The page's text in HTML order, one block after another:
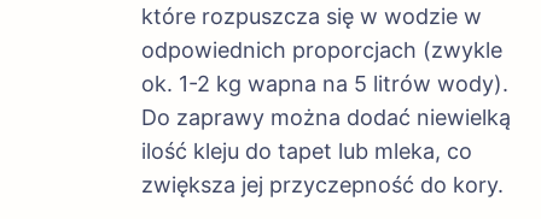
które rozpuszcza się w wodzie w
odpowiednich proporcjach (zwykle
ok. 1-2 kg wapna na 5 litrów wody).
Do zaprawy można dodać niewielką
ilość kleju do tapet lub mleka, co
zwiększa jej przyczepność do kory.